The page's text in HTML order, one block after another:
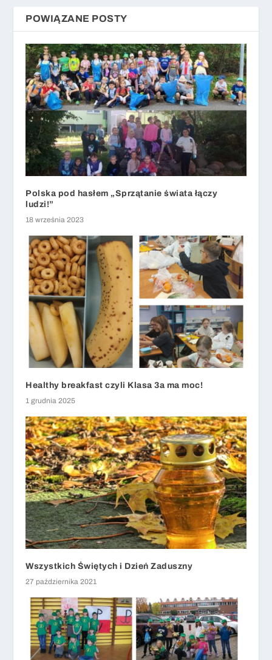
POWIĄZANE POSTY
Polska pod hasłem „Sprzątanie świata łączy
ludzi!”
18 września 2023
Healthy breakfast czyli Klasa 3a ma moc!
1 grudnia 2025
Wszystkich Świętych i Dzień Zaduszny
27 października 2021